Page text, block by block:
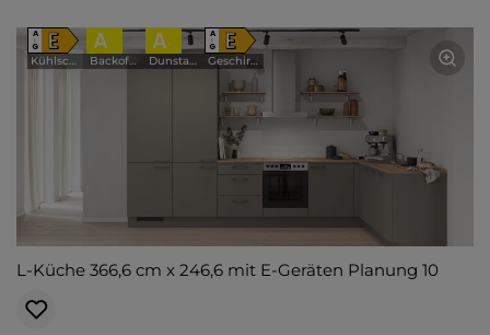
A
↑
G E
Kühlschrank
A
Backofen
A
Dunstabzugshaube
A
↑
G E
Geschirrspüler
L-Küche 366,6 cm x 246,6 mit E-Geräten Planung 10